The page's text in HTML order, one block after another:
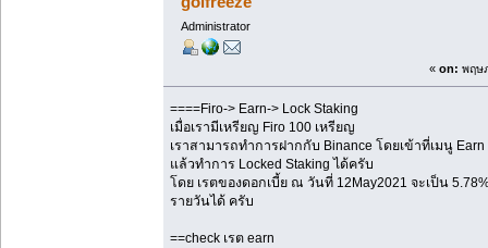
Administrator
« on: พฤษ
====Firo-> Earn-> Lock Staking
เมื่อเรามีเหรียญ Firo 100 เหรียญ
เราสามารถทำการฝากกับ Binance โดยเข้าที่เมนู Earn
แล้วทำการ Locked Staking ได้ครับ
โดย เรตของดอกเบี้ย ณ วันที่ 12May2021 จะเป็น
รายวันได้ ครับ
==check เรต earn